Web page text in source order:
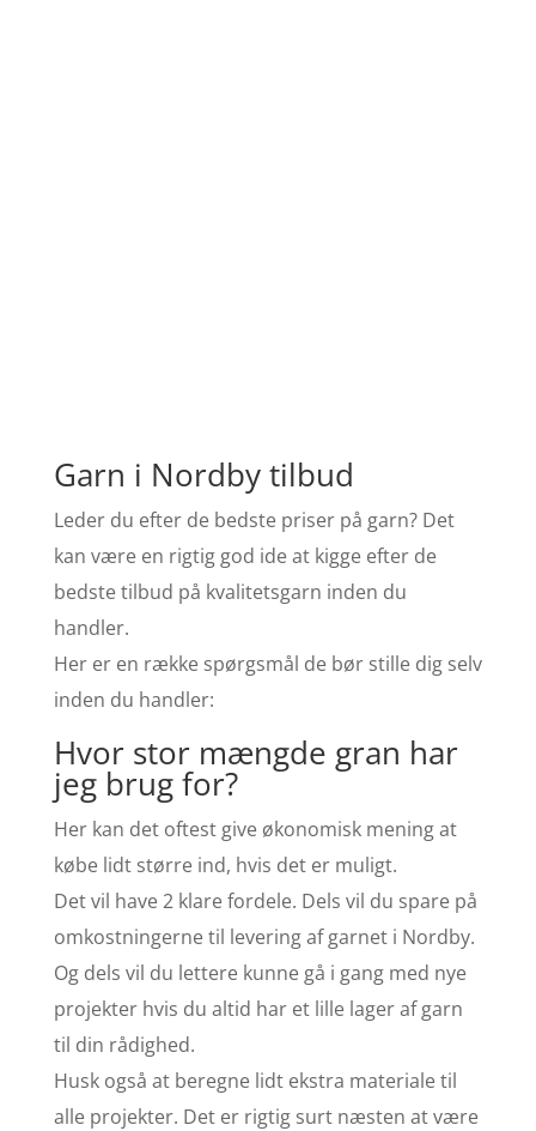
Garn i Nordby tilbud
Leder du efter de bedste priser på garn? Det
kan være en rigtig god ide at kigge efter de
bedste tilbud på kvalitetsgarn inden du
handler.
Her er en række spørgsmål de bør stille dig selv
inden du handler:
Hvor stor mængde gran har
jeg brug for?
Her kan det oftest give økonomisk mening at
købe lidt større ind, hvis det er muligt.
Det vil have 2 klare fordele. Dels vil du spare på
omkostningerne til levering af garnet i Nordby.
Og dels vil du lettere kunne gå i gang med nye
projekter hvis du altid har et lille lager af garn
til din rådighed.
Husk også at beregne lidt ekstra materiale til
alle projekter. Det er rigtig surt næsten at være